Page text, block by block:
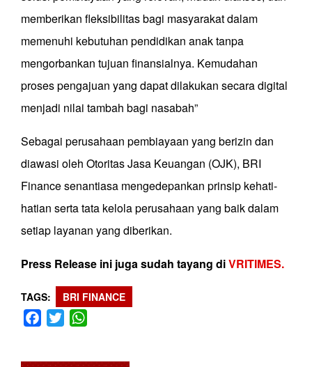
memberikan fleksibilitas bagi masyarakat dalam
memenuhi kebutuhan pendidikan anak tanpa
mengorbankan tujuan finansialnya. Kemudahan
proses pengajuan yang dapat dilakukan secara digital
menjadi nilai tambah bagi nasabah”
Sebagai perusahaan pembiayaan yang berizin dan
diawasi oleh Otoritas Jasa Keuangan (OJK), BRI
Finance senantiasa mengedepankan prinsip kehati-
hatian serta tata kelola perusahaan yang baik dalam
setiap layanan yang diberikan.
Press Release ini juga sudah tayang diVRITIMES.
TAGS BRI FINANCE
Facebook
Twitter